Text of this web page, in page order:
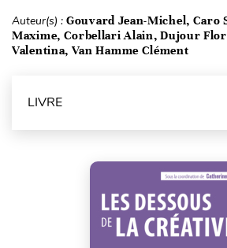
Auteur(s) : Gouvard Jean-Michel, Caro
Maxime, Corbellari Alain, Dujour
Valentina, Van Hamme Clément
LIVRE